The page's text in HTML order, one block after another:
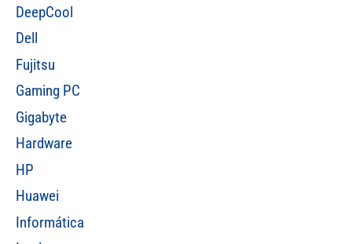
DeepCool
Dell
Fujitsu
Gaming PC
Gigabyte
Hardware
HP
Huawei
Informática